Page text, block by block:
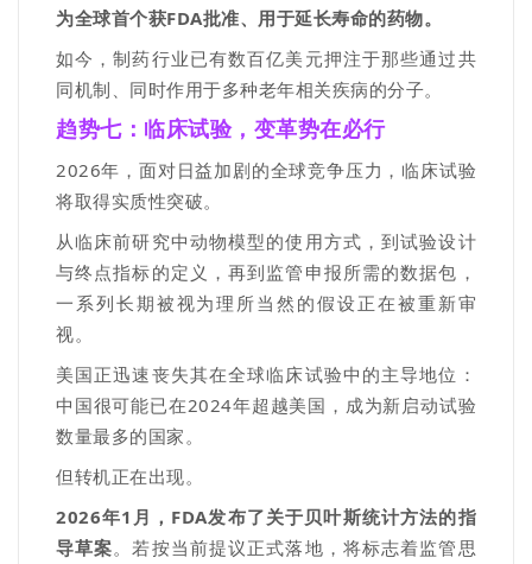
为全球首个获FDA批准、用于延长寿命的药物。
如今，制药行业已有数百亿美元押注于那些通过共
同机制、同时作用于多种老年相关疾病的分子。
趋势七： 临床试验，变革势在必行
2026年，面对日益加剧的全球竞争压力，临床试验
将取得实质性突破。
从临床前研究中动物模型的使用方式，到试验设计
与终点指标的定义，再到监管申报所需的数据包，
一系列长期被视为理所当然的假设正在被重新审
视。
美国正迅速丧失其在全球临床试验中的主导地位：
中国很可能已在2024年超越美国，成为新启动试验
数量最多的国家 。
但转机正在出现。
2026年1 月， FDA发布了关于贝叶斯统计方法的指
导草案。 若按当前提议正式落地，将标志着监管思